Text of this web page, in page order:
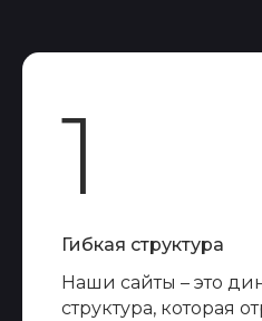
1
Гибкая структура
Наши сайты – это
структура, которая